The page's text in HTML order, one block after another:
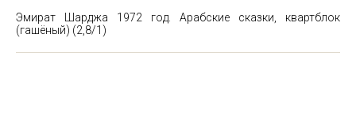
Эмират Шарджа 1972 год. Арабские сказки, квартблок
(гашёный) (2,8/1)